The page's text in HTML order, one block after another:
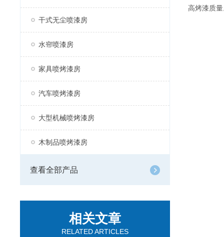
干式无尘喷漆房
水帘喷漆房
家具喷烤漆房
汽车喷烤漆房
大型机械喷烤漆房
木制品喷烤漆房
查看全部产品
相关文章
RELATED ARTICLES
高烤漆质